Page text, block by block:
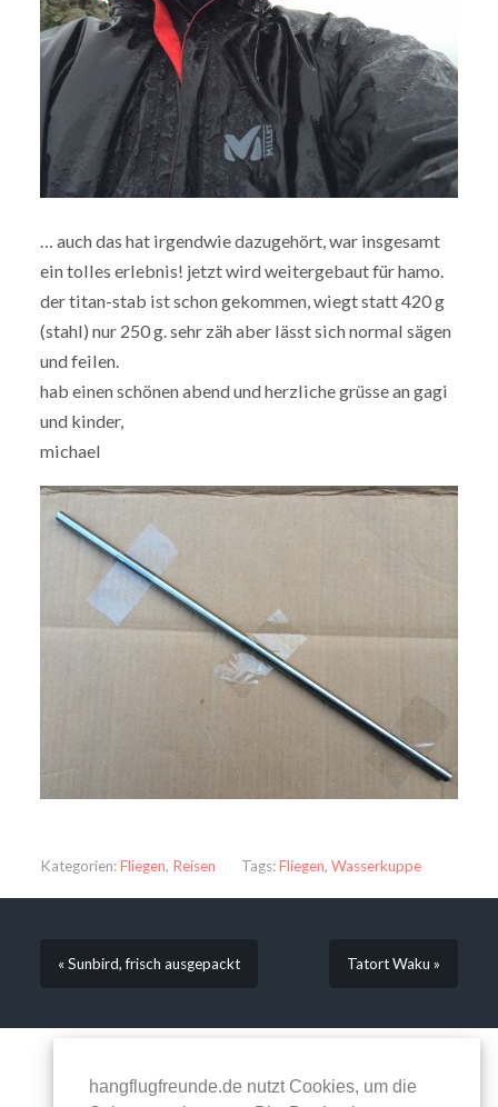
… auch das hat irgendwie dazugehört, war insgesamt
ein tolles erlebnis! jetzt wird weitergebaut für hamo.
der titan-stab ist schon gekommen, wiegt statt 420 g
(stahl) nur 250 g. sehr zäh aber lässt sich normal sägen
und feilen.
hab einen schönen abend und herzliche grüsse an gagi
und kinder,
michael
Kategorien:Fliegen, Reisen Tags:Fliegen, Wasserkuppe
« Sunbird, frisch ausgepackt Tatort Waku »
Kommentare sind geschlossen.
hangflugfreunde.de nutzt Cookies, um die